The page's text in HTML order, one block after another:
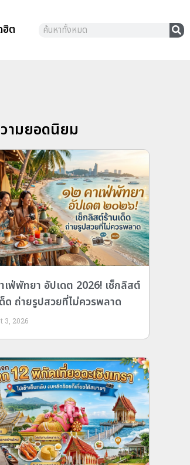
ฮิต
ามยอดนิยม
เฟ่พัทยา อัปเดต 2026! เช็กลิสต์
ด ถ่ายรูปสวยที่ไม่ควรพลาด
3, 2026